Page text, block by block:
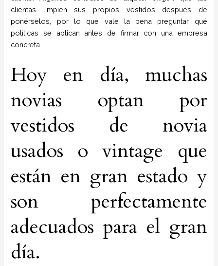
clientas limpien sus propios vestidos después de
ponérselos, por lo que vale la pena preguntar qué
políticas se aplican antes de firmar con una empresa
concreta.
Hoy en día, muchas
novias optan por
vestidos de novia
usados o vintage que
están en gran estado y
son perfectamente
adecuados para el gran
día.